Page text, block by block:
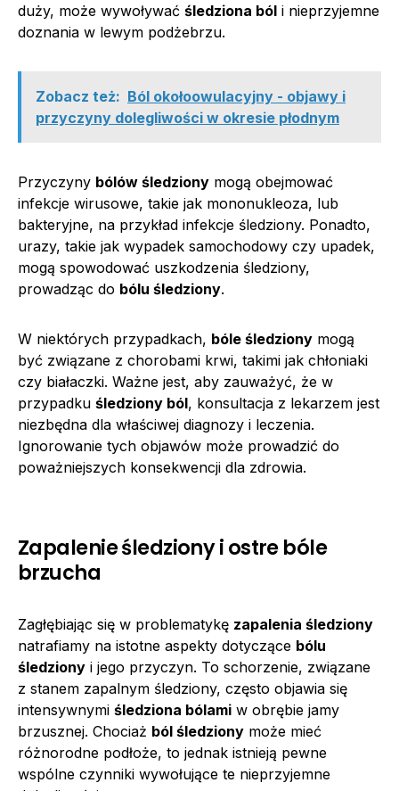
duży, może wywoływać śledziona ból i nieprzyjemne
doznania w lewym podżebrzu.
Zobacz też: Ból okołoowulacyjny - objawy i
przyczyny dolegliwości w okresie płodnym
Przyczyny bólów śledziony mogą obejmować
infekcje wirusowe, takie jak mononukleoza, lub
bakteryjne, na przykład infekcje śledziony. Ponadto,
urazy, takie jak wypadek samochodowy czy upadek,
mogą spowodować uszkodzenia śledziony,
prowadząc do bólu śledziony.
W niektórych przypadkach, bóle śledziony mogą
być związane z chorobami krwi, takimi jak chłoniaki
czy białaczki. Ważne jest, aby zauważyć, że w
przypadku śledziony ból, konsultacja z lekarzem jest
niezbędna dla właściwej diagnozy i leczenia.
Ignorowanie tych objawów może prowadzić do
poważniejszych konsekwencji dla zdrowia.
Zapalenie śledziony i ostre bóle
brzucha
Zagłębiając się w problematykę zapalenia śledziony
natrafiamy na istotne aspekty dotyczące bólu
śledziony i jego przyczyn. To schorzenie, związane
z stanem zapalnym śledziony, często objawia się
intensywnymi śledziona bólami w obrębie jamy
brzusznej. Chociaż ból śledziony może mieć
różnorodne podłoże, to jednak istnieją pewne
wspólne czynniki wywołujące te nieprzyjemne